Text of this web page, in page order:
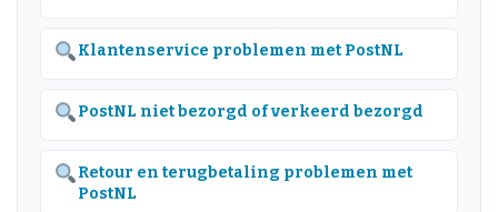
Klantenservice problemen met PostNL
PostNL niet bezorgd of verkeerd bezorgd
Retour en terugbetaling problemen met
PostNL